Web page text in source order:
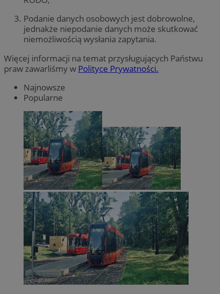
Podanie danych osobowych jest dobrowolne,
jednakże niepodanie danych może skutkować
niemożliwością wysłania zapytania.
Więcej informacji na temat przysługujących Państwu
praw zawarliśmy w Polityce Prywatności.
Najnowsze
Popularne